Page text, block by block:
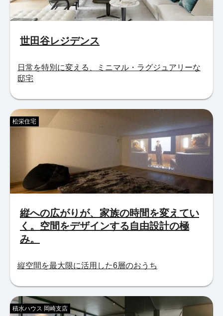
世田谷レジデンス
日常を特別に変える、ミニマル・ラグジュアリーな
邸宅
縦への広がりが、家族の時間を変えてい
く。空間をデザインする自由設計の極
み。
松栄住宅
縦空間を最大限に活用した6層のおうち
積水ハウス 岡崎支店